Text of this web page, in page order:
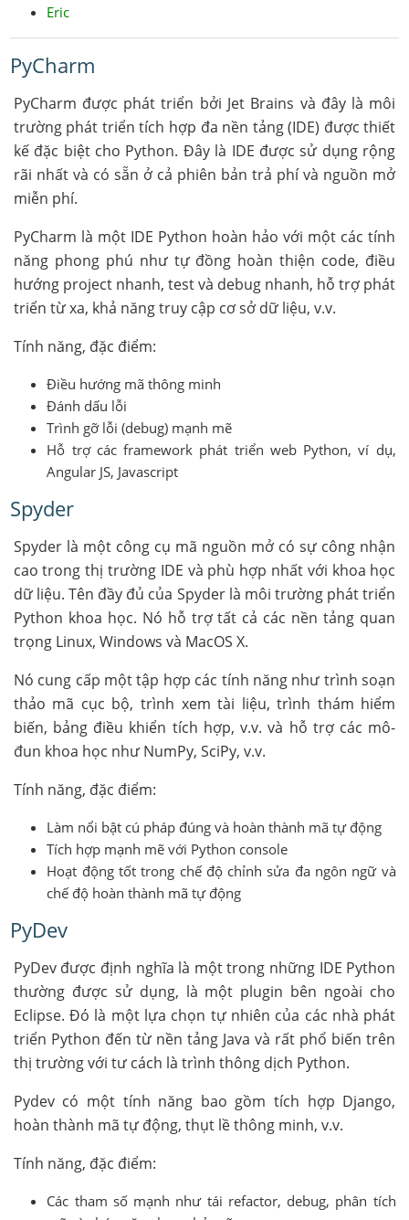
Eric
PyCharm
PyCharm được phát triển bởi Jet Brains và đây là môi
trường phát triển tích hợp đa nền tảng (IDE) được thiết
kế đặc biệt cho Python. Đây là IDE được sử dụng rộng
rãi nhất và có sẵn ở cả phiên bản trả phí và nguồn mở
miễn phí.
PyCharm là một IDE Python hoàn hảo với một các tính
năng phong phú như tự đồng hoàn thiện code, điều
hướng project nhanh, test và debug nhanh, hỗ trợ phát
triển từ xa, khả năng truy cập cơ sở dữ liệu, v.v.
Tính năng, đặc điểm:
Điều hướng mã thông minh
Đánh dấu lỗi
Trình gỡ lỗi (debug) mạnh mẽ
Hỗ trợ các framework phát triển web Python, ví dụ,
Angular JS, Javascript
Spyder
Spyder là một công cụ mã nguồn mở có sự công nhận
cao trong thị trường IDE và phù hợp nhất với khoa học
dữ liệu. Tên đầy đủ của Spyder là môi trường phát triển
Python khoa học. Nó hỗ trợ tất cả các nền tảng quan
trọng Linux, Windows và MacOS X.
Nó cung cấp một tập hợp các tính năng như trình soạn
thảo mã cục bộ, trình xem tài liệu, trình thám hiểm
biến, bảng điều khiển tích hợp, v.v. và hỗ trợ các mô-
đun khoa học như NumPy, SciPy, v.v.
Tính năng, đặc điểm:
Làm nổi bật cú pháp đúng và hoàn thành mã tự động
Tích hợp mạnh mẽ với Python console
Hoạt động tốt trong chế độ chỉnh sửa đa ngôn ngữ và
chế độ hoàn thành mã tự động
PyDev
PyDev được định nghĩa là một trong những IDE Python
thường được sử dụng, là một plugin bên ngoài cho
Eclipse. Đó là một lựa chọn tự nhiên của các nhà phát
triển Python đến từ nền tảng Java và rất phổ biến trên
thị trường với tư cách là trình thông dịch Python.
Pydev có một tính năng bao gồm tích hợp Django,
hoàn thành mã tự động, thụt lề thông minh, v.v.
Tính năng, đặc điểm:
Các tham số mạnh như tái refactor, debug, phân tích